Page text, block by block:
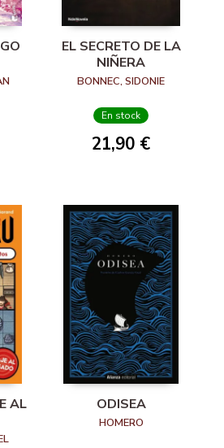
EL SECRETO DE LA
NIÑERA
BONNEC, SIDONIE
En stock
21,90 €
AL
ODISEA
HOMERO